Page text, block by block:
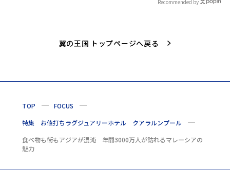
Recommended by
翼の王国 トップページへ戻る
TOP
FOCUS
特集 お値打ちラグジュアリーホテル クアラルンプール
食べ物も街もアジアが混沌 年間3000万人が訪れるマレーシアの
魅力